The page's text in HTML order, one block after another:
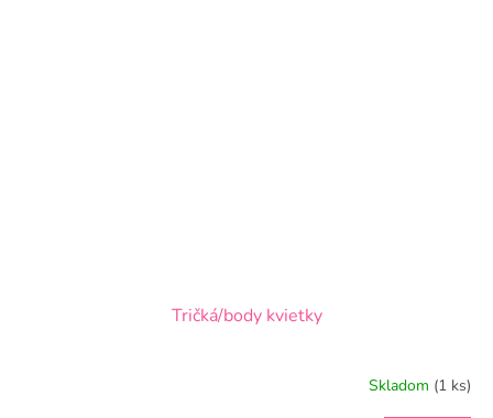
Tričká/body kvietky
Skladom (1 ks)